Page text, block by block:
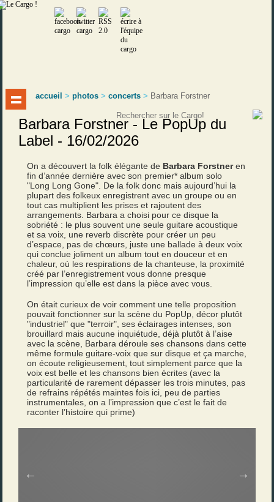
accueil >photos >concerts > Barbara Forstner
Barbara Forstner - Le PopUp du
Label - 16/02/2026
On a découvert la folk élégante de Barbara Forstneren
fin d’année dernière avec son premier* album solo
"Long Long Gone". De la folk donc mais aujourd’hui la
plupart des folkeux enregistrent avec un groupe ou en
tout cas multiplient les prises et rajoutent des
arrangements. Barbara a choisi pour ce disque la
sobriété : le plus souvent une seule guitare acoustique
et sa voix, une reverb discrète pour créer un peu
d’espace, pas de chœurs, juste une ballade à deux voix
qui conclue joliment un album tout en douceur et en
chaleur, où les respirations de la chanteuse, la proximité
créé par l’enregistrement vous donne presque
l’impression qu’elle est dans la pièce avec vous.
On était curieux de voir comment une telle proposition
pouvait fonctionner sur la scène du PopUp, décor plutôt
"industriel" que "terroir", ses éclairages intenses, son
brouillard mais aucune inquiétude, déjà plutôt à l’aise
avec la scène, Barbara déroule ses chansons dans cette
même formule guitare-voix que sur disque et ça marche,
on écoute religieusement, tout simplement parce que la
voix est belle et les chansons bien écrites (avec la
particularité de rarement dépasser les trois minutes, pas
de refrains répétés maintes fois ici, peu de parties
instrumentales, on a l’impression que c’est le fait de
raconter l’histoire qui prime)